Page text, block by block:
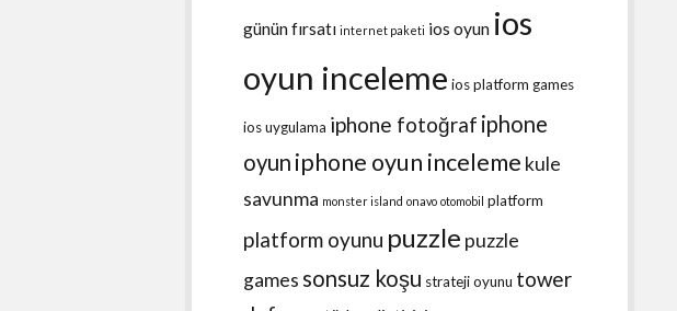
günün fırsatı internet paketi ios oyun ios
oyun inceleme ios platform games
ios uygulama iphone fotoğraf iphone
oyun iphone oyun inceleme kule
savunma monster island onavo otomobil platform
platform oyunu puzzle puzzle
games sonsuz koşu strateji oyunu tower